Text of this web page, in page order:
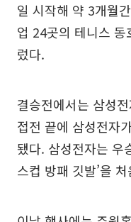
일 시작해 약 3개월
업 24곳의 테니스
렀다.
결승전에서는 삼성
접전 끝에 삼성전자
됐다. 삼성전자는 우
스컵 방패 깃발’을